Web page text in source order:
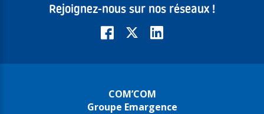
Rejoignez-nous sur nos réseaux !
COM’COM
Groupe Emargence